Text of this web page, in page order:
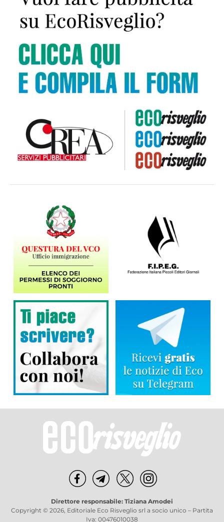
Direttore responsabile: Tiziana Amodei
Copyright © 2026, Editoriale Eco Risveglio srl a socio unico – Partita
Iva: 00476010038